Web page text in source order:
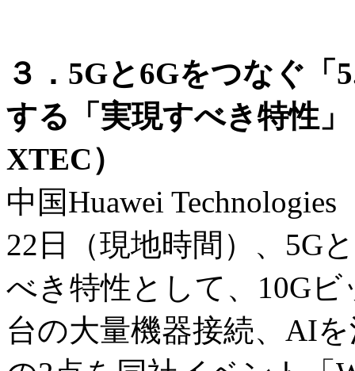
３．5Gと6Gをつなぐ
する「実現すべき特性
XTEC）
中国Huawei
22日（現地時間）、5G
べき特性として、10G
台の大量機器接続、AI